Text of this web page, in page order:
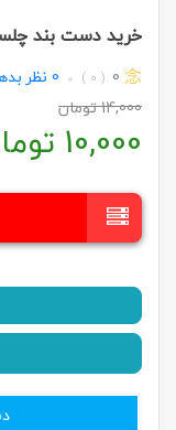
خرید دست بند
0
( 0 )
0 نظر
14,000تومان
10,000